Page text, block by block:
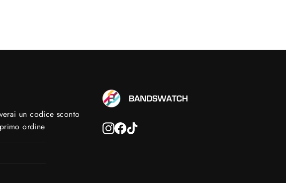
un codice sconto
ordine
Instagram
Facebook
TikTok